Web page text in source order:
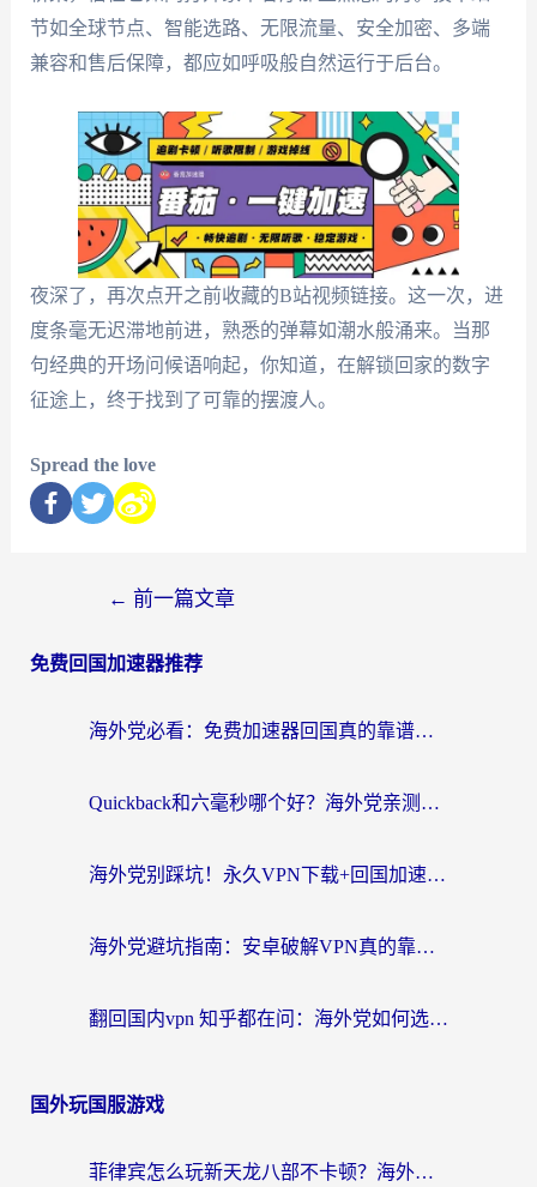
节如全球节点、智能选路、无限流量、安全加密、多端
兼容和售后保障，都应如呼吸般自然运行于后台。
夜深了，再次点开之前收藏的B站视频链接。这一次，进
度条毫无迟滞地前进，熟悉的弹幕如潮水般涌来。当那
句经典的开场问候语响起，你知道，在解锁回家的数字
征途上，终于找到了可靠的摆渡人。
Spread the love
← 前一篇文章
免费回国加速器推荐
海外党必看：免费加速器回国真的靠谱吗？3步教你选到好用的归雁替代
Quickback和六毫秒哪个好？海外党亲测：选对回国加速器，无缝刷剧办公不再愁
海外党别踩坑！永久VPN下载+回国加速器选择指南，无缝刷国内剧游戏支付
海外党避坑指南：安卓破解VPN真的靠谱吗？教你选对回国加速器无缝刷国内资源
翻回国内vpn 知乎都在问：海外党如何选对加速器，无缝刷剧打游戏？
国外玩国服游戏
菲律宾怎么玩新天龙八部不卡顿？海外党国服游戏加速器终极指南（附欧洲国外玩家实测）